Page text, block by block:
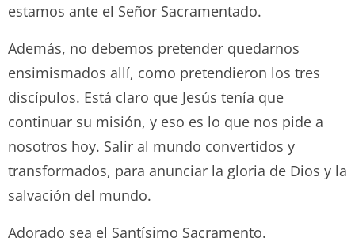
estamos ante el Señor Sacramentado.
Además, no debemos pretender quedarnos
ensimismados allí, como pretendieron los tres
discípulos. Está claro que Jesús tenía que
continuar su misión, y eso es lo que nos pide a
nosotros hoy. Salir al mundo convertidos y
transformados, para anunciar la gloria de Dios y la
salvación del mundo.
Adorado sea el Santísimo Sacramento.